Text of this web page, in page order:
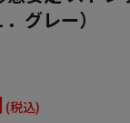
グレー）
(税込)